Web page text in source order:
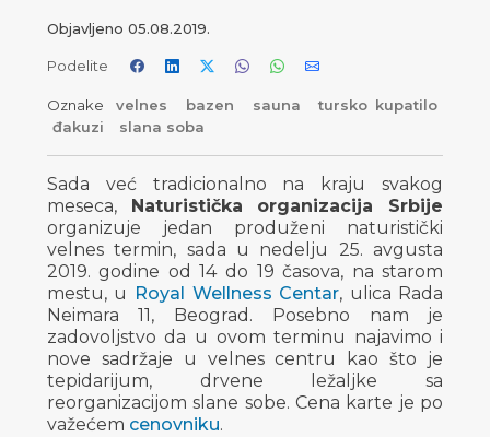
Objavljeno 05.08.2019.
Podelite
Oznake velnes bazen sauna
tursko kupatilo
đakuzi
slana soba
Sada već tradicionalno na kraju svakog
meseca,
Naturistička organizacija Srbije
organizuje jedan produženi naturistički
velnes termin, sada u nedelju 25. avgusta
2019. godine od 14 do 19 časova, na starom
mestu, u
Royal Wellness Centar, ulica Rada
Neimara 11, Beograd. Posebno nam je
zadovoljstvo da u ovom terminu najavimo i
nove sadržaje u velnes centru kao što je
tepidarijum, drvene ležaljke sa
reorganizacijom slane sobe. Cena karte je po
važećem cenovniku.